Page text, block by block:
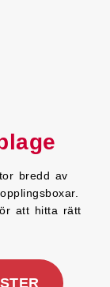
bredd av
att hitta rätt